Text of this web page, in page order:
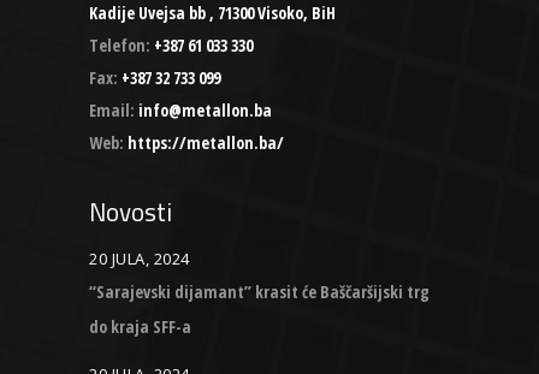
Kadije Uvejsa bb , 71300 Visoko, BiH
Telefon: +387 61 033 330
Fax: +387 32 733 099
Email: info@metallon.ba
Web: https://metallon.ba/
Novosti
20 JULA, 2024
“Sarajevski dijamant” krasit će Baščaršijski trg
do kraja SFF-a